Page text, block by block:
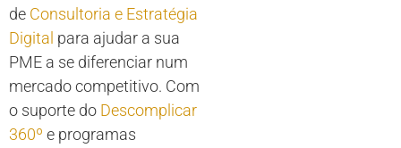
de Consultoria e Estratégia
Digital para ajudar a sua
PME a se diferenciar num
mercado competitivo. Com
o suporte do Descomplicar
360º e programas